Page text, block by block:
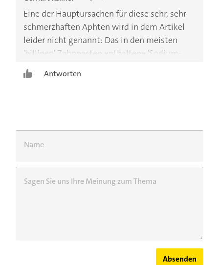
Eine der Hauptursachen für diese sehr, sehr
schmerzhaften Aphten wird in dem Artikel
leider nicht genannt: Das in den meisten
'billigen' Zahnpasten enthaltene 'Sodium-
Laurent-Sulfat', auch "Natriumlaurylsulfat"
oder 'SLS', eine umstrittene Natrium-Seife
schleimhautreizende Wirkung im Verdacht,
solche Aphten auszulösen. Seit ich nur noch
Antworten
Name
Sagen Sie uns Ihre Meinung zum Thema
Absenden